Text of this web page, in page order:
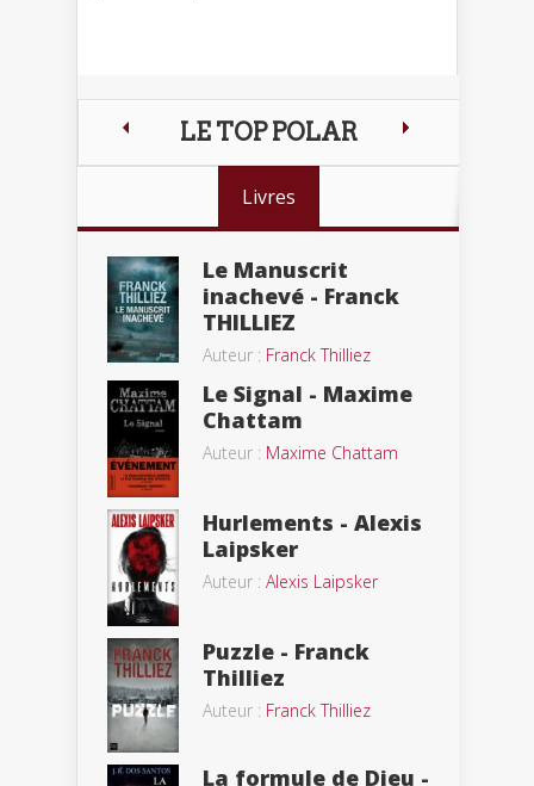
LE TOP POLAR
Livres
Le Manuscrit
inachevé - Franck
THILLIEZ
Auteur : Franck Thilliez
Le Signal - Maxime
Chattam
Auteur : Maxime Chattam
Hurlements - Alexis
Laipsker
Auteur : Alexis Laipsker
Puzzle - Franck
Thilliez
Auteur : Franck Thilliez
La formule de Dieu -